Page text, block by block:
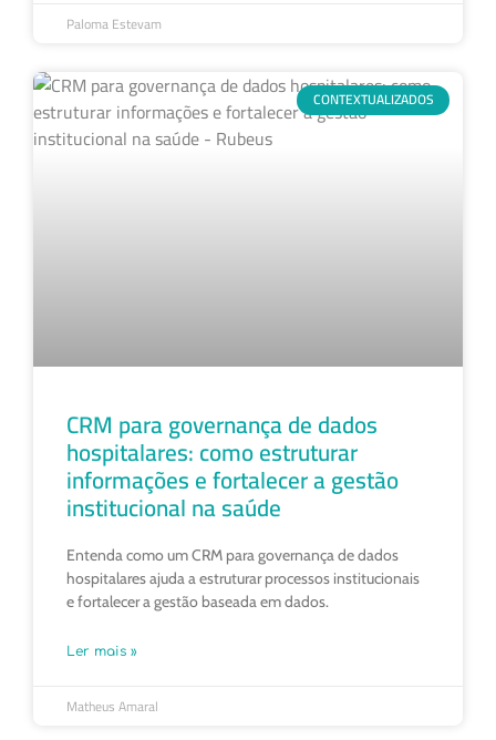
Paloma Estevam
CONTEXTUALIZADOS
CRM para governança de dados
hospitalares: como estruturar
informações e fortalecer a gestão
institucional na saúde
Entenda como um CRM para governança de dados
hospitalares ajuda a estruturar processos institucionais
e fortalecer a gestão baseada em dados.
Ler mais »
Matheus Amaral